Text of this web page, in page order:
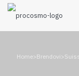
Home>Brendovi>